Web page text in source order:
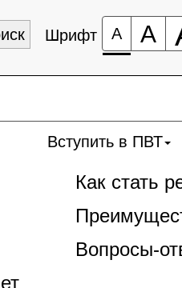
Шрифт А А
Вступить в ПВТ
Как стать
Вопросы-